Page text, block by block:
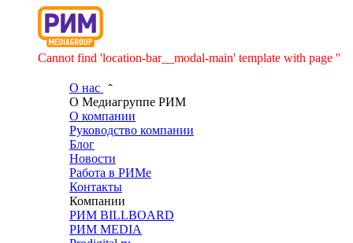
Cannot find 'location-bar__modal-main' template with page ''
О нас
О Медиагруппе РИМ
О компании
Руководство компании
Блог
Новости
Работа в РИМе
Контакты
Компании
РИМ BILLBOARD
РИМ MEDIA